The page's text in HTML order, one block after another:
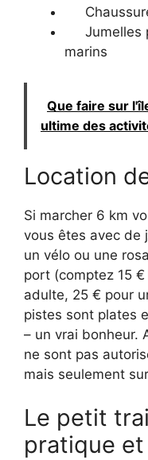
Jumelles
marins
Que faire sur
ultime des
Location
Si marcher 6 km
vous êtes avec de
un vélo ou une
port (comptez 15
adulte, 25 € pour
pistes sont plates
– un vrai bonheur.
ne sont pas
mais seulement
Le petit
pratique